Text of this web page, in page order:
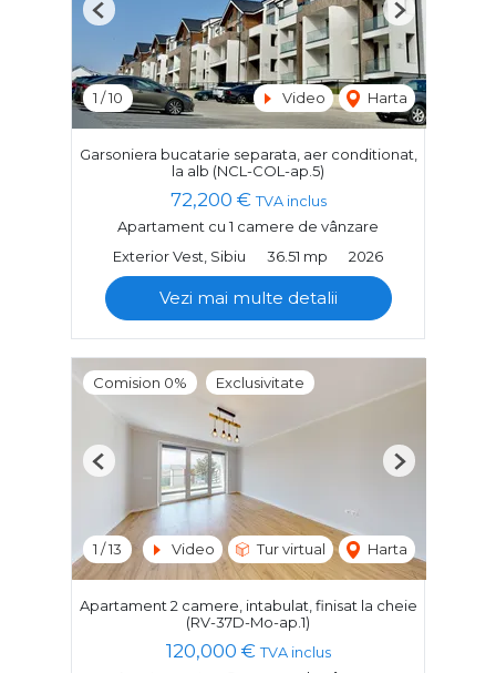
1 /10 Video Harta
Previous Next
Garsoniera bucatarie separata, aer conditionat,
la alb (NCL-COL-ap.5)
72,200 € TVA inclus
Apartament cu 1 camere de vânzare
Exterior Vest, Sibiu
36.51 mp 2026
Vezi mai multe detalii
Comision 0% Exclusivitate
1 /13 Video Tur virtual Harta
Previous Next
Apartament 2 camere, intabulat, finisat la cheie
(RV-37D-Mo-ap.1)
120,000 € TVA inclus